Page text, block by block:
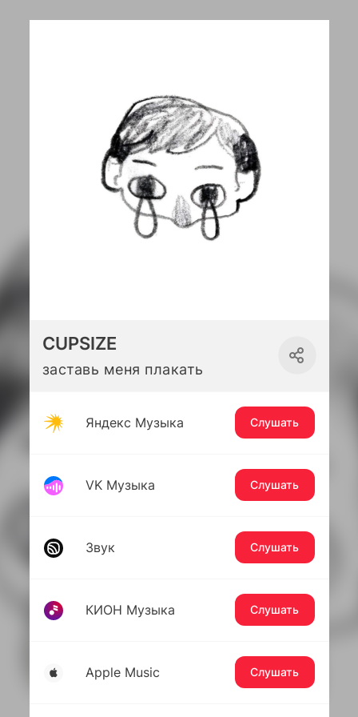
CUPSIZE
заставь меня плакать
Яндекс Музыка Слушать
VK Музыка Слушать
Звук Слушать
КИОН Музыка Слушать
Apple Music Слушать